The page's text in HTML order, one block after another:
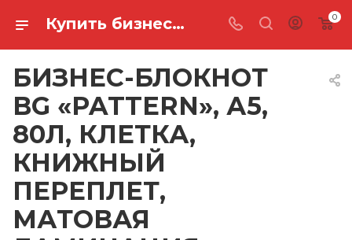
Купить бизнес-блокнот bg «pattern», а5, 80л, клетка, книжный переплет, матовая ламинация, тиснение фольгой, ББ5_7БЦ80_лам_тф 3063 в Ростове-на-Дону 0
БИЗНЕС-БЛОКНОТ
BG «PATTERN», А5,
80Л, КЛЕТКА,
КНИЖНЫЙ
ПЕРЕПЛЕТ,
МАТОВАЯ